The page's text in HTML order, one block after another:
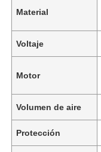
Material
Voltaje
Motor
Volumen de aire
Protección